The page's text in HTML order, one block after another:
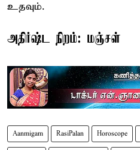
உதவும்.
அதிர்ஷ்ட நிறம்: மஞ்சள்
Aanmigam RasiPalan Horoscope